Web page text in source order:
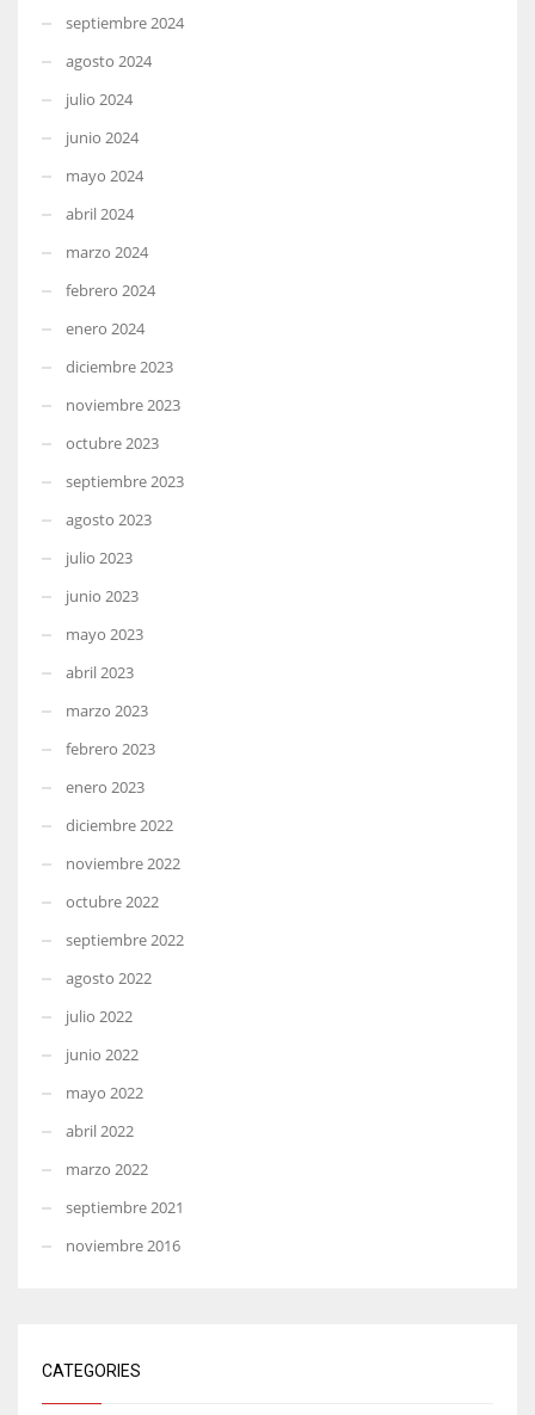
septiembre 2024
agosto 2024
julio 2024
junio 2024
mayo 2024
abril 2024
marzo 2024
febrero 2024
enero 2024
diciembre 2023
noviembre 2023
octubre 2023
septiembre 2023
agosto 2023
julio 2023
junio 2023
mayo 2023
abril 2023
marzo 2023
febrero 2023
enero 2023
diciembre 2022
noviembre 2022
octubre 2022
septiembre 2022
agosto 2022
julio 2022
junio 2022
mayo 2022
abril 2022
marzo 2022
septiembre 2021
noviembre 2016
CATEGORIES